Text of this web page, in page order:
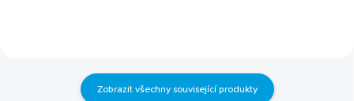
drápků VÁŠ MAZLÍČEK OCENÍ:
To je...
Zobrazit všechny související produkty